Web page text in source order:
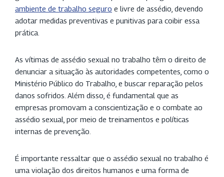
ambiente de trabalho seguro e livre de assédio, devendo
adotar medidas preventivas e punitivas para coibir essa
prática.
As vítimas de assédio sexual no trabalho têm o direito de
denunciar a situação às autoridades competentes, como o
Ministério Público do Trabalho, e buscar reparação pelos
danos sofridos. Além disso, é fundamental que as
empresas promovam a conscientização e o combate ao
assédio sexual, por meio de treinamentos e políticas
internas de prevenção.
É importante ressaltar que o assédio sexual no trabalho é
uma violação dos direitos humanos e uma forma de